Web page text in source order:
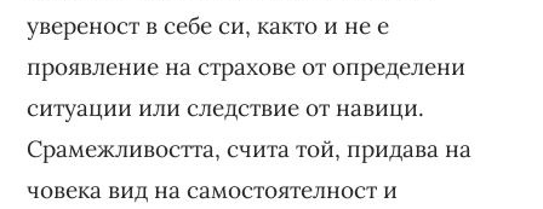
увереност в себе си, както и не е
проявление на страхове от определени
ситуации или следствие от навици.
Срамежливостта, счита той, придава на
човека вид на самостоятелност и